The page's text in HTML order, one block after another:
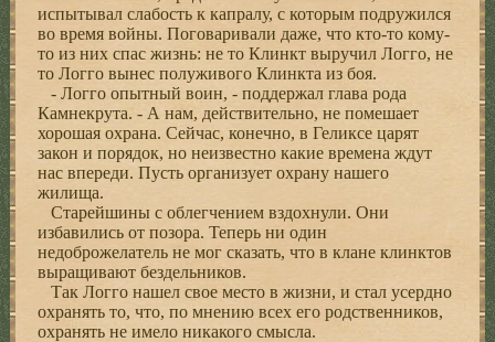
испытывал слабость к капралу, с которым подружился
во время войны. Поговаривали даже, что кто-то кому-
то из них спас жизнь: не то Клинкт выручил Логго, не
то Логго вынес полуживого Клинкта из боя.
- Логго опытный воин, - поддержал глава рода
Камнекрута. - А нам, действительно, не помешает
хорошая охрана. Сейчас, конечно, в Геликсе царят
закон и порядок, но неизвестно какие времена ждут
нас впереди. Пусть организует охрану нашего
жилища.
Старейшины с облегчением вздохнули. Они
избавились от позора. Теперь ни один
недоброжелатель не мог сказать, что в клане клинктов
выращивают бездельников.
Так Логго нашел свое место в жизни, и стал усердно
охранять то, что, по мнению всех его родственников,
охранять не имело никакого смысла.